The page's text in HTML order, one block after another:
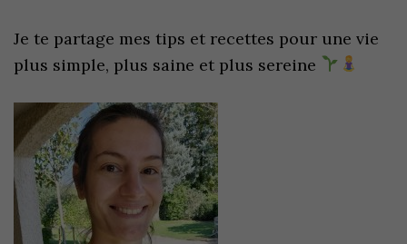
Je te partage mes tips et recettes pour une vie
plus simple, plus saine et plus sereine